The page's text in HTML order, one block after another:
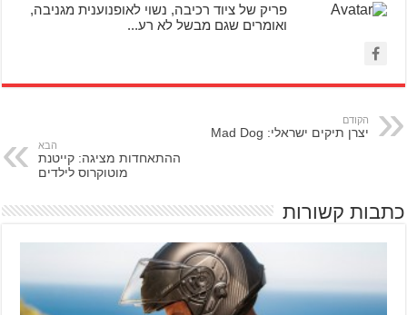
פריק של ציוד רכיבה, נשוי לאופנוענית מגניבה,
ואומרים שגם מבשל לא רע...
הקודם
יצרן תיקים ישראלי: Mad Dog
הבא
ההתאחדות מציגה: קייטנת
מוטוקרוס לילדים
כתבות קשורות